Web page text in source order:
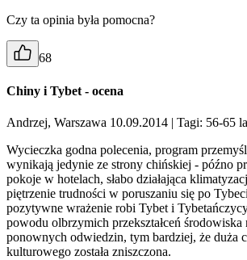
Czy ta opinia była pomocna?
68
Chiny i Tybet - ocena
Andrzej, Warszawa 10.09.2014
| Tagi: 56-65
Wycieczka godna polecenia, program
wynikają jedynie ze strony chińskiej - późno
pokoje w hotelach, słabo działająca
piętrzenie trudności w poruszaniu się po
pozytywne wrażenie robi Tybet i
powodu olbrzymich przekształceń środowiska
ponownych odwiedzin, tym bardziej, że duża
kulturowego została zniszczona.